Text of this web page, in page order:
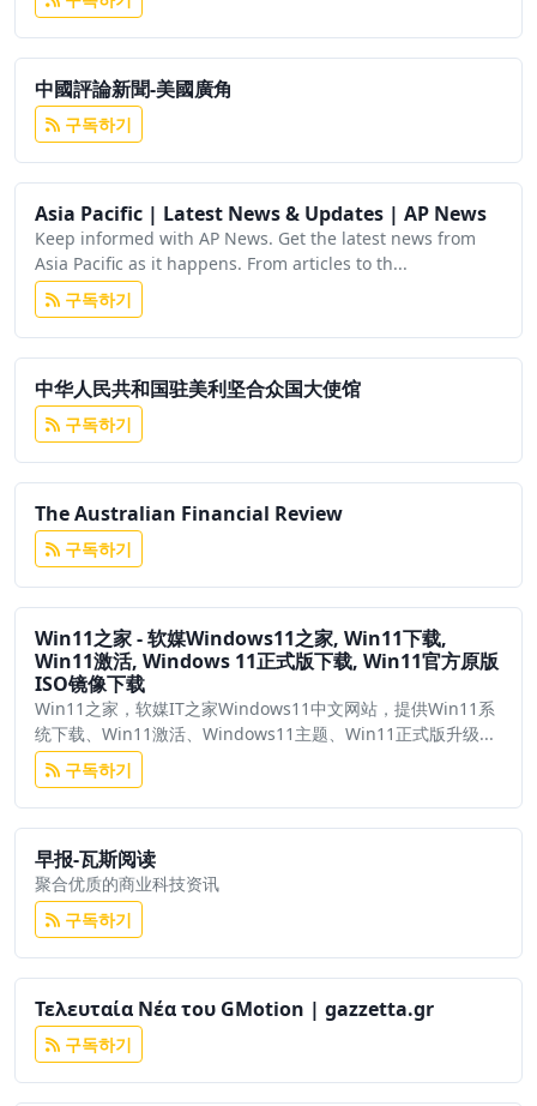
中國評論新聞-美國廣角
구독하기
Asia Pacific | Latest News & Updates | AP News
Keep informed with AP News. Get the latest news from
Asia Pacific as it happens. From articles to th...
구독하기
中华人民共和国驻美利坚合众国大使馆
구독하기
The Australian Financial Review
구독하기
Win11之家 - 软媒Windows11之家, Win11下载,
Win11激活, Windows 11正式版下载, Win11官方原版
ISO镜像下载
Win11之家，软媒IT之家Windows11中文网站，提供Win11系
统下载、Win11激活、Windows11主题、Win11正式版升级...
구독하기
早报-瓦斯阅读
聚合优质的商业科技资讯
구독하기
Τελευταία Νέα του GMotion | gazzetta.gr
구독하기